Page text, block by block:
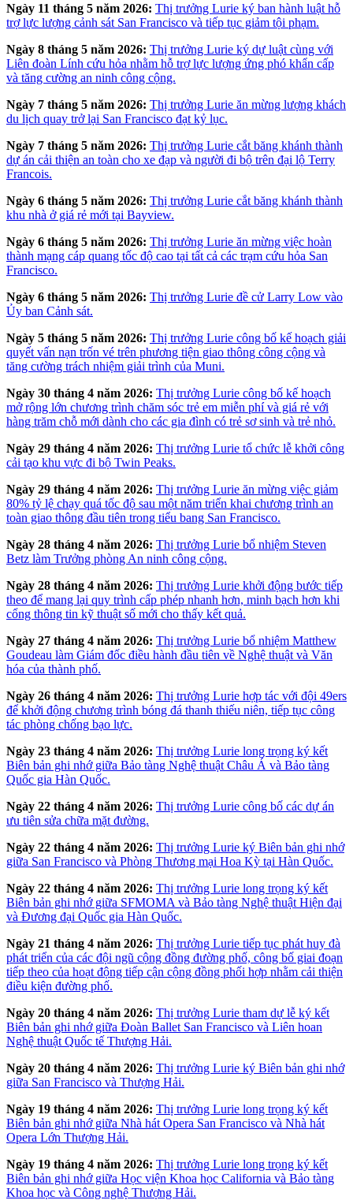
Ngày 11 tháng 5 năm 2026: Thị trưởng Lurie ký ban hành luật hỗ
trợ lực lượng cảnh sát San Francisco và tiếp tục giảm tội phạm.
Ngày 8 tháng 5 năm 2026: Thị trưởng Lurie ký dự luật cùng với
Liên đoàn Lính cứu hỏa nhằm hỗ trợ lực lượng ứng phó khẩn cấp
và tăng cường an ninh công cộng.
Ngày 7 tháng 5 năm 2026: Thị trưởng Lurie ăn mừng lượng khách
du lịch quay trở lại San Francisco đạt kỷ lục.
Ngày 7 tháng 5 năm 2026: Thị trưởng Lurie cắt băng khánh thành
dự án cải thiện an toàn cho xe đạp và người đi bộ trên đại lộ Terry
Francois.
Ngày 6 tháng 5 năm 2026: Thị trưởng Lurie cắt băng khánh thành
khu nhà ở giá rẻ mới tại Bayview.
Ngày 6 tháng 5 năm 2026: Thị trưởng Lurie ăn mừng việc hoàn
thành mạng cáp quang tốc độ cao tại tất cả các trạm cứu hỏa San
Francisco.
Ngày 6 tháng 5 năm 2026: Thị trưởng Lurie đề cử Larry Low vào
Ủy ban Cảnh sát.
Ngày 5 tháng 5 năm 2026: Thị trưởng Lurie công bố kế hoạch giải
quyết vấn nạn trốn vé trên phương tiện giao thông công cộng và
tăng cường trách nhiệm giải trình của Muni.
Ngày 30 tháng 4 năm 2026: Thị trưởng Lurie công bố kế hoạch
mở rộng lớn chương trình chăm sóc trẻ em miễn phí và giá rẻ với
hàng trăm chỗ mới dành cho các gia đình có trẻ sơ sinh và trẻ nhỏ.
Ngày 29 tháng 4 năm 2026: Thị trưởng Lurie tổ chức lễ khởi công
cải tạo khu vực đi bộ Twin Peaks.
Ngày 29 tháng 4 năm 2026: Thị trưởng Lurie ăn mừng việc giảm
80% tỷ lệ chạy quá tốc độ sau một năm triển khai chương trình an
toàn giao thông đầu tiên trong tiểu bang San Francisco.
Ngày 28 tháng 4 năm 2026: Thị trưởng Lurie bổ nhiệm Steven
Betz làm Trưởng phòng An ninh công cộng.
Ngày 28 tháng 4 năm 2026: Thị trưởng Lurie khởi động bước tiếp
theo để mang lại quy trình cấp phép nhanh hơn, minh bạch hơn khi
cổng thông tin kỹ thuật số mới cho thấy kết quả.
Ngày 27 tháng 4 năm 2026: Thị trưởng Lurie bổ nhiệm Matthew
Goudeau làm Giám đốc điều hành đầu tiên về Nghệ thuật và Văn
hóa của thành phố.
Ngày 26 tháng 4 năm 2026: Thị trưởng Lurie hợp tác với đội 49ers
để khởi động chương trình bóng đá thanh thiếu niên, tiếp tục công
tác phòng chống bạo lực.
Ngày 23 tháng 4 năm 2026: Thị trưởng Lurie long trọng ký kết
Biên bản ghi nhớ giữa Bảo tàng Nghệ thuật Châu Á và Bảo tàng
Quốc gia Hàn Quốc.
Ngày 22 tháng 4 năm 2026: Thị trưởng Lurie công bố các dự án
ưu tiên sửa chữa mặt đường.
Ngày 22 tháng 4 năm 2026: Thị trưởng Lurie ký Biên bản ghi nhớ
giữa San Francisco và Phòng Thương mại Hoa Kỳ tại Hàn Quốc.
Ngày 22 tháng 4 năm 2026: Thị trưởng Lurie long trọng ký kết
Biên bản ghi nhớ giữa SFMOMA và Bảo tàng Nghệ thuật Hiện đại
và Đương đại Quốc gia Hàn Quốc.
Ngày 21 tháng 4 năm 2026: Thị trưởng Lurie tiếp tục phát huy đà
phát triển của các đội ngũ cộng đồng đường phố, công bố giai đoạn
tiếp theo của hoạt động tiếp cận cộng đồng phối hợp nhằm cải thiện
điều kiện đường phố.
Ngày 20 tháng 4 năm 2026: Thị trưởng Lurie tham dự lễ ký kết
Biên bản ghi nhớ giữa Đoàn Ballet San Francisco và Liên hoan
Nghệ thuật Quốc tế Thượng Hải.
Ngày 20 tháng 4 năm 2026: Thị trưởng Lurie ký Biên bản ghi nhớ
giữa San Francisco và Thượng Hải.
Ngày 19 tháng 4 năm 2026: Thị trưởng Lurie long trọng ký kết
Biên bản ghi nhớ giữa Nhà hát Opera San Francisco và Nhà hát
Opera Lớn Thượng Hải.
Ngày 19 tháng 4 năm 2026: Thị trưởng Lurie long trọng ký kết
Biên bản ghi nhớ giữa Học viện Khoa học California và Bảo tàng
Khoa học và Công nghệ Thượng Hải.